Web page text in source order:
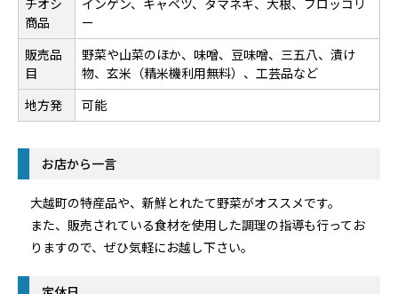
チオシ
商品
インゲン、キャベツ、タマネギ、大根、ブロッコリ
ー
販売品
目
野菜や山菜のほか、味噌、豆味噌、三五八、漬け
物、玄米（精米機利用無料）、工芸品など
地方発
可能
お店から一言
大越町の特産品や、新鮮とれたて野菜がオススメです。
また、販売されている食材を使用した調理の指導も行ってお
りますので、ぜひ気軽にお越し下さい。